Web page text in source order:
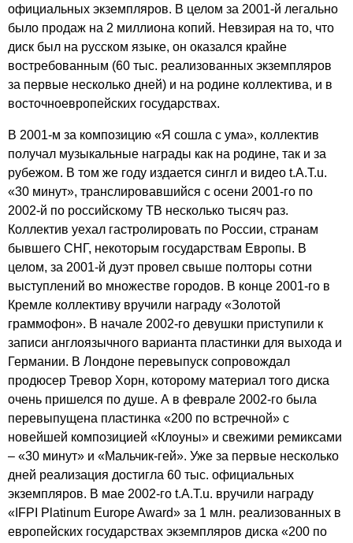
официальных экземпляров. В целом за 2001-й легально
было продаж на 2 миллиона копий. Невзирая на то, что
диск был на русском языке, он оказался крайне
востребованным (60 тыс. реализованных экземпляров
за первые несколько дней) и на родине коллектива, и в
восточноевропейских государствах.
В 2001-м за композицию «Я сошла с ума», коллектив
получал музыкальные награды как на родине, так и за
рубежом. В том же году издается сингл и видео t.A.T.u.
«30 минут», транслировавшийся с осени 2001-го по
2002-й по российскому ТВ несколько тысяч раз.
Коллектив уехал гастролировать по России, странам
бывшего СНГ, некоторым государствам Европы. В
целом, за 2001-й дуэт провел свыше полторы сотни
выступлений во множестве городов. В конце 2001-го в
Кремле коллективу вручили награду «Золотой
граммофон». В начале 2002-го девушки приступили к
записи англоязычного варианта пластинки для выхода и
Германии. В Лондоне перевыпуск сопровождал
продюсер Тревор Хорн, которому материал того диска
очень пришелся по душе. А в феврале 2002-го была
перевыпущена пластинка «200 по встречной» с
новейшей композицией «Клоуны» и свежими ремиксами
– «30 минут» и «Мальчик-гей». Уже за первые несколько
дней реализация достигла 60 тыс. официальных
экземпляров. В мае 2002-го t.A.T.u. вручили награду
« IFPI Platinum EuropeAward» за 1 млн. реализованных в
европейских государствах экземпляров диска «200 по